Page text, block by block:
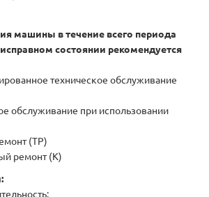
машины в течение всего периода
состоянии рекомендуется
техническое обслуживание
обслуживание при использовании
(ТР)
ремонт (К)